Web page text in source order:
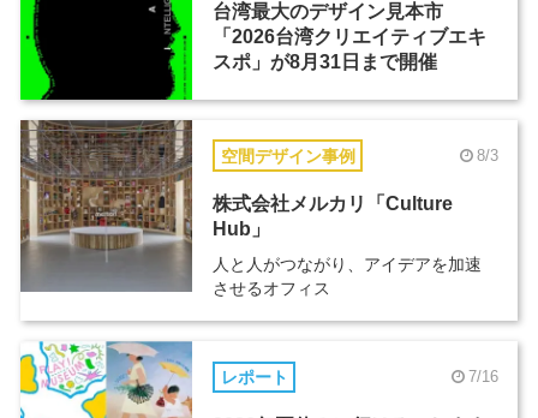
台湾最大のデザイン見本市
「2026台湾クリエイティブエキ
スポ」が8月31日まで開催
空間デザイン事例 8/3
株式会社メルカリ「Culture
Hub」
人と人がつながり、アイデアを加速
させるオフィス
レポート 7/16